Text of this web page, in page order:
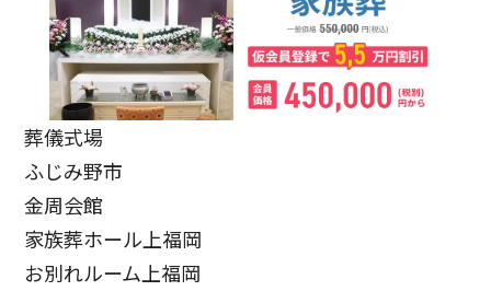
葬儀式場
ふじみ野市
金周会館
家族葬ホール上福岡
お別れルーム上福岡